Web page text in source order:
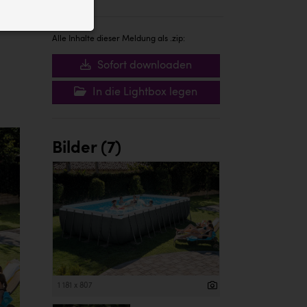
Alle Inhalte dieser Meldung als .zip:
Sofort downloaden
In die Lightbox legen
Bilder (7)
1 181 x 807
Website